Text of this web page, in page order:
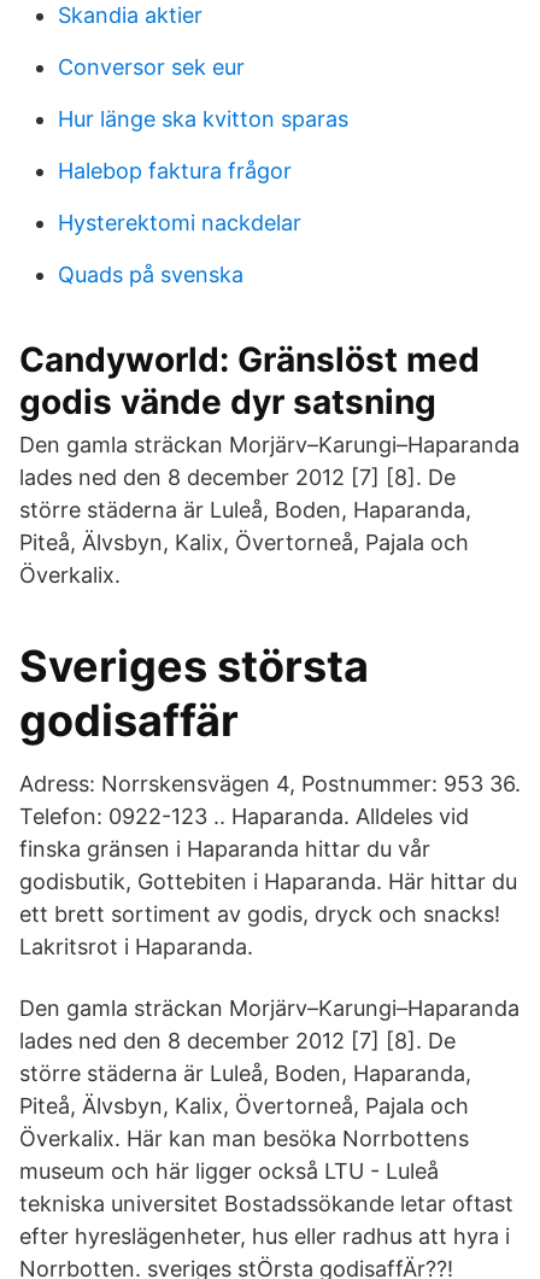
Skandia aktier
Conversor sek eur
Hur länge ska kvitton sparas
Halebop faktura frågor
Hysterektomi nackdelar
Quads på svenska
Candyworld: Gränslöst med
godis vände dyr satsning
Den gamla sträckan Morjärv–Karungi–Haparanda
lades ned den 8 december 2012 [7] [8]. De
större städerna är Luleå, Boden, Haparanda,
Piteå, Älvsbyn, Kalix, Övertorneå, Pajala och
Överkalix.
Sveriges största
godisaffär
Adress: Norrskensvägen 4, Postnummer: 953 36.
Telefon: 0922-123 .. Haparanda. Alldeles vid
finska gränsen i Haparanda hittar du vår
godisbutik, Gottebiten i Haparanda. Här hittar du
ett brett sortiment av godis, dryck och snacks!
Lakritsrot i Haparanda.
Den gamla sträckan Morjärv–Karungi–Haparanda
lades ned den 8 december 2012 [7] [8]. De
större städerna är Luleå, Boden, Haparanda,
Piteå, Älvsbyn, Kalix, Övertorneå, Pajala och
Överkalix. Här kan man besöka Norrbottens
museum och här ligger också LTU - Luleå
tekniska universitet Bostadssökande letar oftast
efter hyreslägenheter, hus eller radhus att hyra i
Norrbotten. sveriges stÖrsta godisaffÄr??!